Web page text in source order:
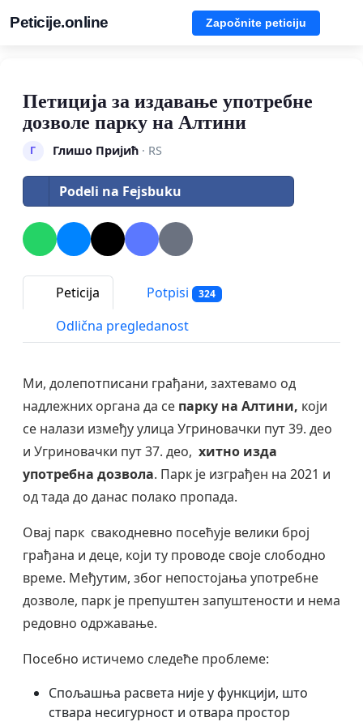
Peticije.online Započnite peticiju
Петиција за издавање употребне
дозволе парку на Алтини
Г Глишо Пријић· RS
Podeli na Fejsbuku
Peticija Potpisi 324
Odlična pregledanost
Ми, долепотписани грађани, захтевамо од
надлежних органа да се парку на Алтини, који
се налази између улица Угриновачки пут 39. део
и Угриновачки пут 37. део, хитно изда
употребна дозвола. Парк је изграђен на 2021 и
од тада до данас полако пропада.
Овај парк свакодневно посећује велики број
грађана и деце, који ту проводе своје слободно
време. Међутим, због непостојања употребне
дозволе, парк је препуштен запуштености и нема
редовно одржавање.
Посебно истичемо следеће проблеме:
Спољашња расвета није у функцији, што
ствара несигурност и отвара простор